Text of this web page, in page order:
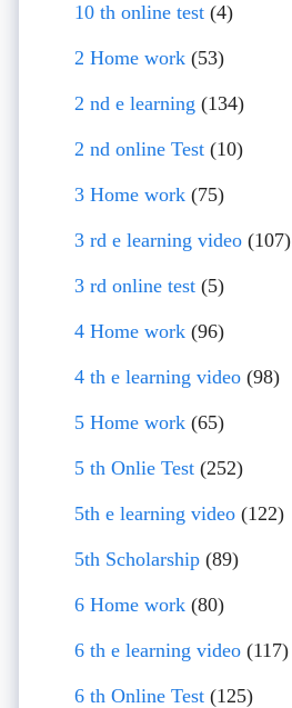
10 th online test(4)
2 Home work(53)
2 nd e learning (134)
2 nd online Test(10)
3 Home work(75)
3 rd e learning video(107)
3 rd online test(5)
4 Home work(96)
4 th e learning video(98)
5 Home work(65)
5 th Onlie Test(252)
5th e learning video(122)
5th Scholarship(89)
6 Home work(80)
6 th e learning video(117)
6 th Online Test(125)